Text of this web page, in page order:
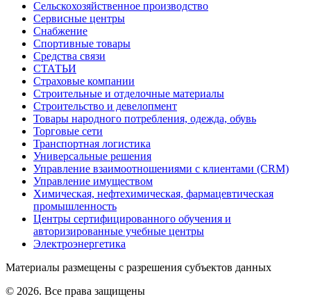
Сельскохозяйственное производство
Сервисные центры
Снабжение
Спортивные товары
Средства связи
СТАТЬИ
Страховые компании
Строительные и отделочные материалы
Строительство и девелопмент
Товары народного потребления, одежда, обувь
Торговые сети
Транспортная логистика
Универсальные решения
Управление взаимоотношениями с клиентами (CRM)
Управление имуществом
Химическая, нефтехимическая, фармацевтическая
промышленность
Центры сертифицированного обучения и
авторизированные учебные центры
Электроэнергетика
Материалы размещены с разрешения субъектов данных
© 2026. Все права защищены